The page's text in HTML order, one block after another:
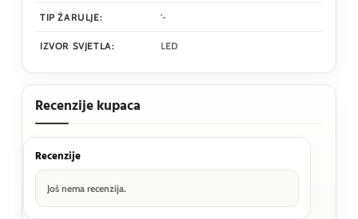
TIP ŽARULJE: '-
IZVOR SVJETLA: LED
Recenzije kupaca
Recenzije
Još nema recenzija.